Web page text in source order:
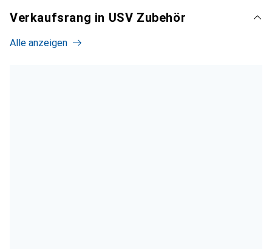
Verkaufsrang in USV Zubehör
Alle anzeigen